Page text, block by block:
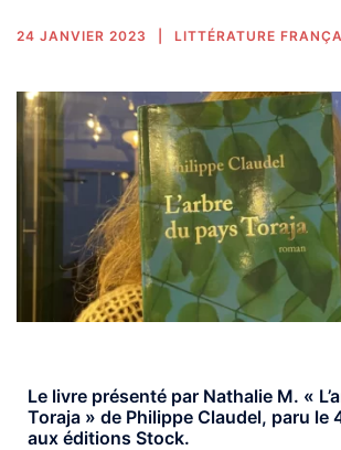
24 JANVIER 2023 LITTÉRATURE
Le livre présenté par Nathalie M. «
Toraja » de Philippe Claudel, paru le
aux éditions Stock.